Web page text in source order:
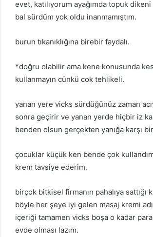
evet, katılıyorum ayağımda topuk
bal sürdüm yok oldu inanmamıştım.
burun tıkanıklığına birebir faydalı.
*doğru olabilir ama kene konusunda
kullanmayın cünkü cok tehlikeli.
yanan yere vicks sürdüğünüz zaman
sonra geçirir ve yanan yerde hiçbir iz
benden olsun gerçekten yanığa karşı
çocuklar küçük ken bende çok
krem tavsiye ederim.
birçok bitkisel firmanın pahalıya sattığı
böyle her şeye iyi gelen masaj kremi
içeriği tamamen vicks boşa o kadar
evde olması lazım.